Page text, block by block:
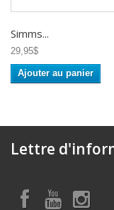
Simms...
29,95$
Ajouter au panier
Lettre